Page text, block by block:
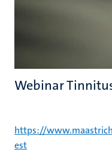
Webinar
https://
est